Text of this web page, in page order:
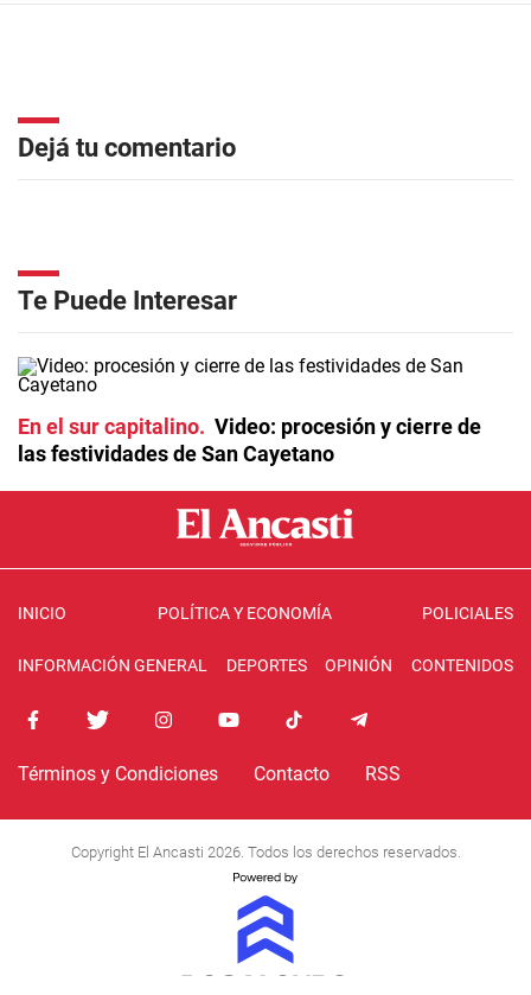
Dejá tu comentario
Te Puede Interesar
En el sur capitalino
Video: procesión y cierre de
las festividades de San Cayetano
INICIO POLÍTICA Y ECONOMÍA POLICIALES
INFORMACIÓN GENERAL DEPORTES OPINIÓN CONTENIDOS
Términos y Condiciones Contacto RSS
Copyright El Ancasti 2026. Todos los derechos reservados.